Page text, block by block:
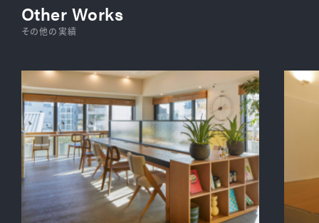
Other Works
その他の実績